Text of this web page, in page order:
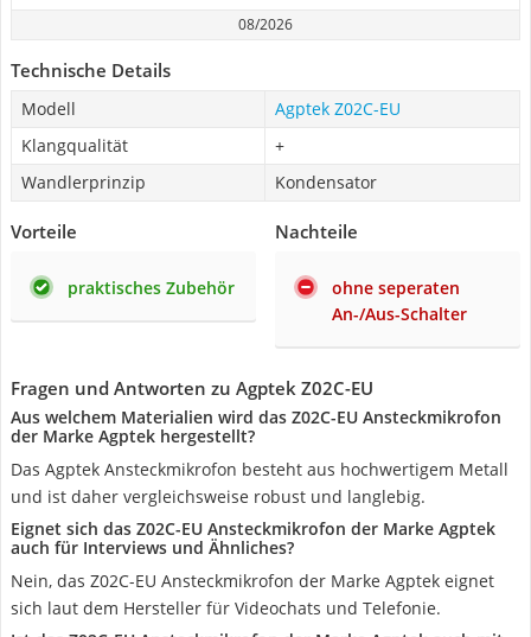
08/2026
Technische Details
Modell
Agptek Z02C-EU
Klangqualität
+
Wandlerprinzip
Kondensator
Vorteile
praktisches Zubehör
Nachteile
ohne seperaten
An-/Aus-Schalter
Fragen und Antworten zu Agptek Z02C-EU
Aus welchem Materialien wird das Z02C-EU Ansteckmikrofon
der Marke Agptek hergestellt?
Das Agptek Ansteckmikrofon besteht aus hochwertigem Metall
und ist daher vergleichsweise robust und langlebig.
Eignet sich das Z02C-EU Ansteckmikrofon der Marke Agptek
auch für Interviews und Ähnliches?
Nein, das Z02C-EU Ansteckmikrofon der Marke Agptek eignet
sich laut dem Hersteller für Videochats und Telefonie.